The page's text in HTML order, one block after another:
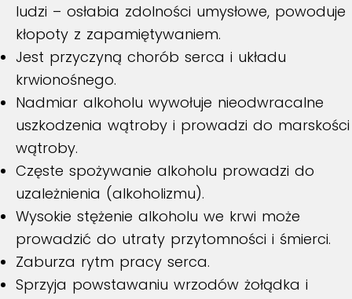
ludzi – osłabia zdolności umysłowe, powoduje
kłopoty z zapamiętywaniem.
Jest przyczyną chorób serca i układu
krwionośnego.
Nadmiar alkoholu wywołuje nieodwracalne
uszkodzenia wątroby i prowadzi do marskości
wątroby.
Częste spożywanie alkoholu prowadzi do
uzależnienia (alkoholizmu).
Wysokie stężenie alkoholu we krwi może
prowadzić do utraty przytomności i śmierci.
Zaburza rytm pracy serca.
Sprzyja powstawaniu wrzodów żołądka i